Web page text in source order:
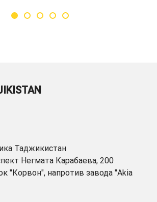
Таджикистан
Негмата Карабаева, 200
"Корвон", напротив завода "Akia